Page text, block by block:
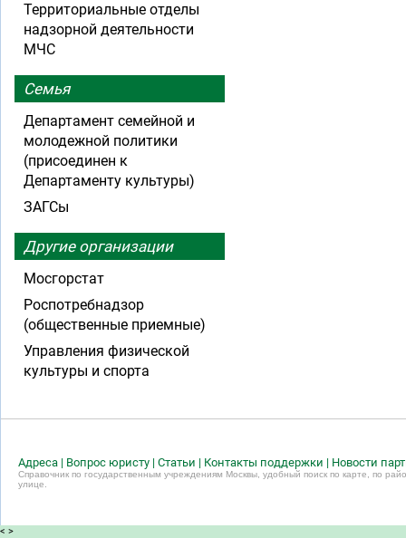
Территориальные отделы
надзорной деятельности
МЧС
Семья
Департамент семейной и
молодежной политики
(присоединен к
Департаменту культуры)
ЗАГСы
Другие организации
Мосгорстат
Роспотребнадзор
(общественные приемные)
Управления физической
культуры и спорта
Адреса | Вопрос юристу | Статьи | Контакты поддержки | Новости
Справочник по государственным учреждениям Москвы, удобный поиск по карте, по
улице.
< >